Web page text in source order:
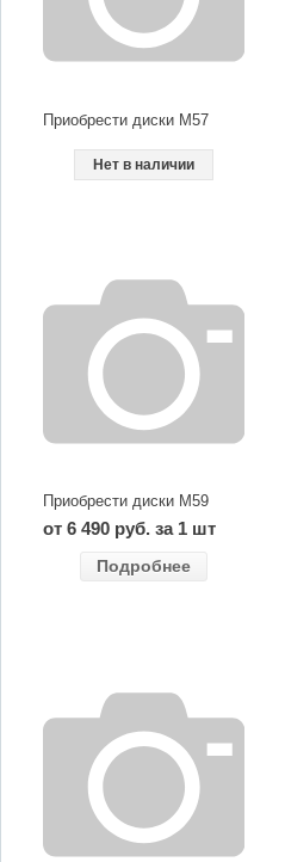
Приобрести диски M57
Нет в наличии
Приобрести диски M59
от 6 490 руб. за 1 шт
Подробнее